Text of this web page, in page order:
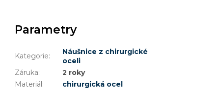
Parametry
Kategorie:
Náušnice z chirurgické
oceli
Záruka:
2 roky
Materiál :
chirurgická ocel